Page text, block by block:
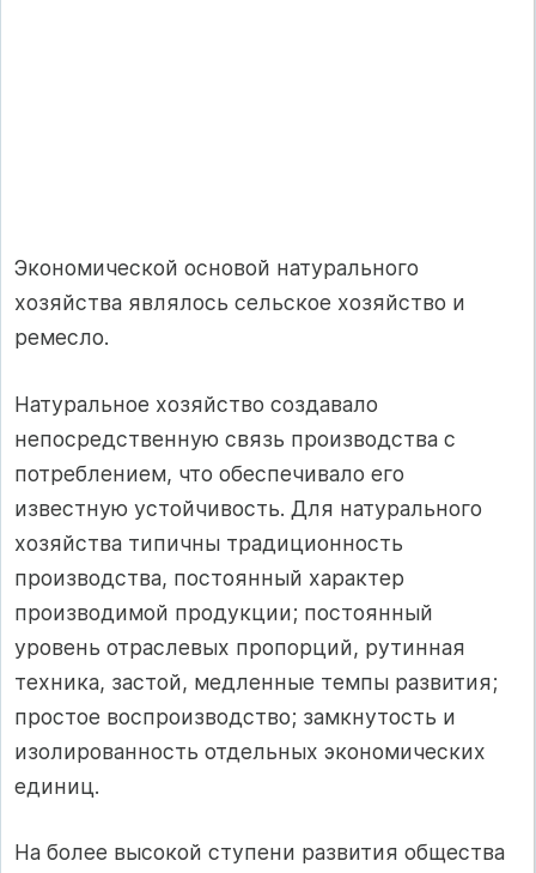
Экономической основой натурального
хозяйства являлось сельское хозяйство и
ремесло.
Натуральное хозяйство создавало
непосредственную связь производства с
потреблением, что обеспечивало его
известную устойчивость. Для натурального
хозяйства типичны традиционность
производства, постоянный характер
производимой продукции; постоянный
уровень отраслевых пропорций, рутинная
техника, застой, медленные темпы развития;
простое воспроизводство; замкнутость и
изолированность отдельных экономических
единиц.
На более высокой ступени развития общества